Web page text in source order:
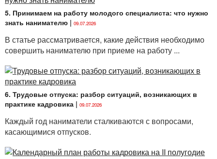
В
Инструкции приводится перечень
документов необходимых кандидату для подачи
заявки для прохождения тестирования.
Решение о прохождении тестирования
в ходе собеседования с кандидатом при условии,
если количество правильных ответов в тесте
кандидатасоставило не менее 70 процентов.
5. Принимаем на работу молодого специалиста: что нужно
знать нанимателю | 09.07.2026
В статье рассматривается, какие действия необходимо
совершить нанимателю при приеме на работу ...
6. Трудовые отпуска: разбор ситуаций, возникающих в
практике кадровика | 09.07.2026
Каждый год наниматели сталкиваются с вопросами,
касающимися отпусков.